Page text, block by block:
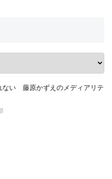
ない 藤原かずえのメディアリテ